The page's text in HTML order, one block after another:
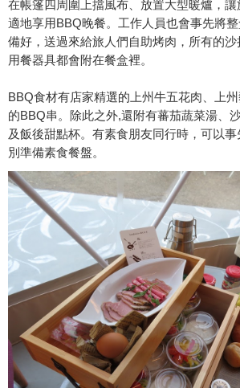
在帳篷四周圍上擋風布、放置大型暖爐，
適地享用BBQ晚餐。工作人員也會事先將
備好，送過來給旅人們自助烤肉，所有的
用餐器具都會附在餐盒裡。
BBQ食材有店家精選的上州牛五花肉、上
的BBQ串。除此之外,還附有蕃茄蔬菜湯、
及飯後甜點杯。有素食朋友同行時，可以
別準備素食餐盤。